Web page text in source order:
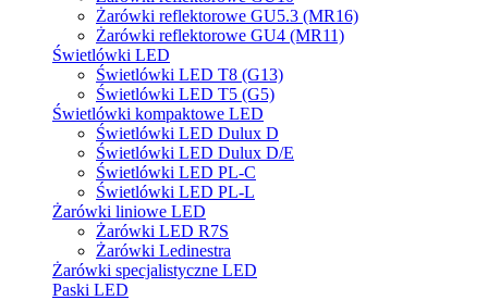
Żarówki reflektorowe GU5.3 (MR16)
Żarówki reflektorowe GU4 (MR11)
Świetlówki LED
Świetlówki LED T8 (G13)
Świetlówki LED T5 (G5)
Świetlówki kompaktowe LED
Świetlówki LED Dulux D
Świetlówki LED Dulux D/E
Świetlówki LED PL-C
Świetlówki LED PL-L
Żarówki liniowe LED
Żarówki LED R7S
Żarówki Ledinestra
Żarówki specjalistyczne LED
Paski LED